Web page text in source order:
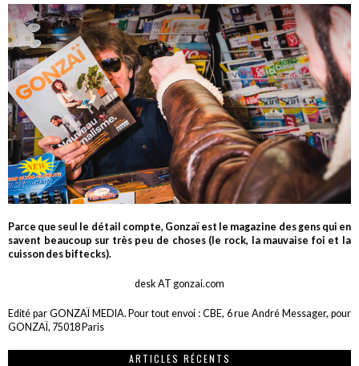
Parce que seul le détail compte, Gonzaï est le magazine des gens qui en
savent beaucoup sur très peu de choses (le rock, la mauvaise foi et la
cuisson des biftecks).
desk AT gonzai.com
Edité par GONZAÏ MEDIA. Pour tout envoi : CBE, 6 rue André Messager, pour
GONZAÏ, 75018 Paris
ARTICLES RÉCENTS